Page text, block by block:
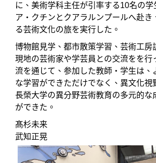
に、美術学科主任が引率する10名の学
ア・クチンとクアラルンプールへ赴き
る芸術文化の旅を実行した。
博物館見学、都市散策学習、芸術工房
現地の芸術家や学芸員との交流をを行
流を通じて、参加した教師・学生は、
な学習ができただけでなく、異文化視
長榮大学の異分野芸術教育の多元的な
ができた。
髙杉未来
武知正晃